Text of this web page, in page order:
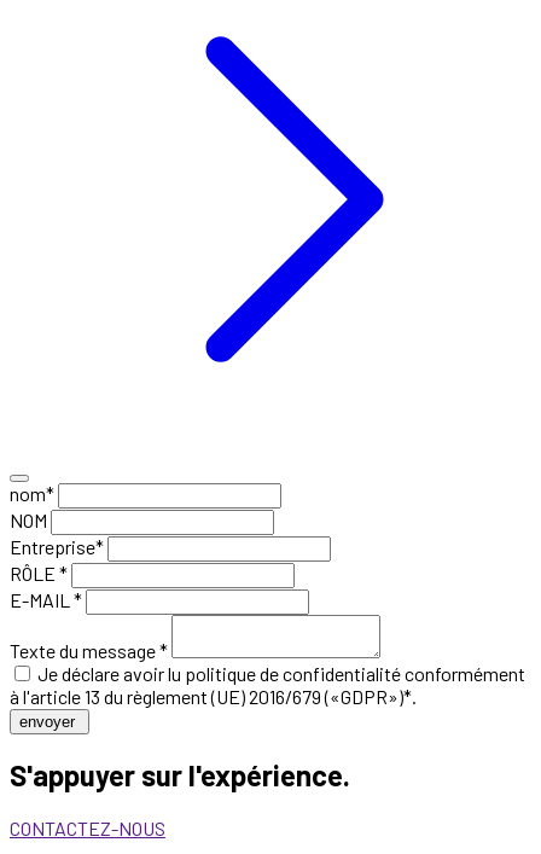
nom*
NOM
Entreprise*
RÔLE *
E-MAIL *
Texte du message *
Je déclare avoir lu politique de confidentialitéconformément
à l'article 13 du règlement (UE) 2016/679 («GDPR»)*.
envoyer
S'appuyer sur l'expérience.
CONTACTEZ-NOUS